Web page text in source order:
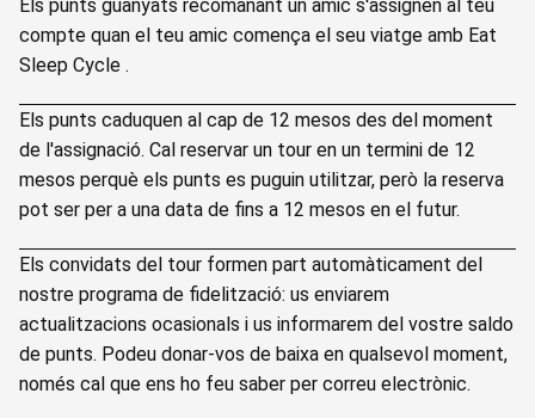
Els punts guanyats recomanant un amic s'assignen al teu
compte quan el teu amic comença el seu viatge amb Eat
Sleep Cycle .
Els punts caduquen al cap de 12 mesos des del moment
de l'assignació. Cal reservar un tour en un termini de 12
mesos perquè els punts es puguin utilitzar, però la reserva
pot ser per a una data de fins a 12 mesos en el futur.
Els convidats del tour formen part automàticament del
nostre programa de fidelització: us enviarem
actualitzacions ocasionals i us informarem del vostre saldo
de punts. Podeu donar-vos de baixa en qualsevol moment,
només cal que ens ho feu saber per correu electrònic.